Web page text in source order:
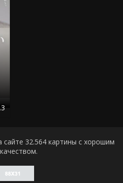
сайте 32.564 картины с хорошим